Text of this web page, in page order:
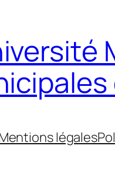
légales